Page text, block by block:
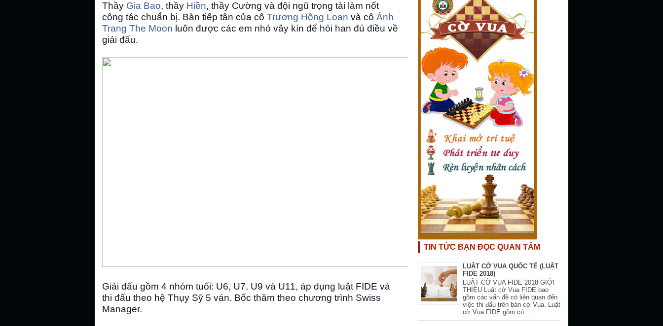
Thầy Gia Bao, thầy Hiền, thầy Cường và đội ngũ trọng tài làm nốt
công tác chuẩn bị. Bàn tiếp tân của cô Trương Hồng Loan và cô Ánh
Trang The Moon luôn được các em nhỏ vây kín để hỏi han đủ điều về
giải đấu.
Giải đấu gồm 4 nhóm tuổi: U6, U7, U9 và U11, áp dụng luật FIDE và
thi đấu theo hệ Thụy Sỹ 5 ván. Bốc thăm theo chương trình Swiss
Manager.
TIN TỨC BẠN ĐỌC QUAN TÂM
LUẬT CỜ VUA QUỐC TẾ (LUẬT
FIDE 2018)
LUẬT CỜ VUA FIDE 2018 GIỚI
THIỆU Luật cờ Vua FIDE bao
gồm các vấn đề có liên quan đến
việc thi đấu trên bàn cờ Vua. Luật
cờ Vua FIDE gồm có ...